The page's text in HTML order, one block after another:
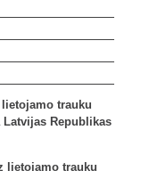
trauku
Latvijas Republikas
lietojamo trauku